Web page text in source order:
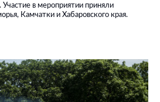
в мероприятии приняли
Камчатки и Хабаровского края.